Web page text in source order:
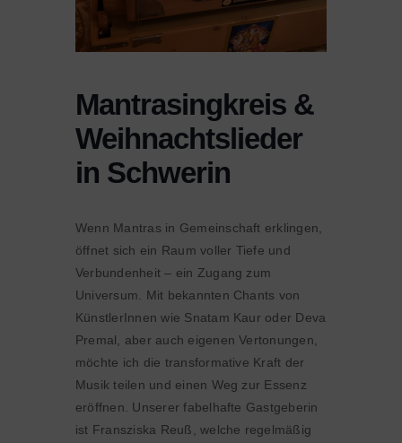
Mantrasingkreis &
Weihnachtslieder
in Schwerin
Wenn Mantras in Gemeinschaft erklingen,
öffnet sich ein Raum voller Tiefe und
Verbundenheit – ein Zugang zum
Universum. Mit bekannten Chants von
KünstlerInnen wie Snatam Kaur oder Deva
Premal, aber auch eigenen Vertonungen,
möchte ich die transformative Kraft der
Musik teilen und einen Weg zur Essenz
eröffnen. Unserer fabelhafte Gastgeberin
ist Fransziska Reuß, welche regelmäßig